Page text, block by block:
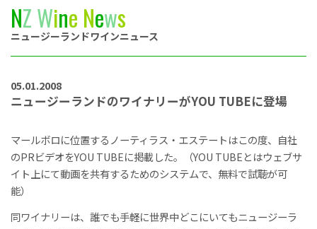
NZWine News
ニュージーランドワインニュース
05.01.2008
ニュージーランドのワイナリーがYOU TUBEに登場
マールボロに位置するノーティラス・エステートはこの度、自社
のPRビデオをYOU TUBEに掲載した。（YOU TUBEとはウェブサ
イト上にて動画を共有するためのシステムで、無料で試聴が可
能）
同ワイナリーは、誰でも手軽に世界中どこにいてもニュージーラ